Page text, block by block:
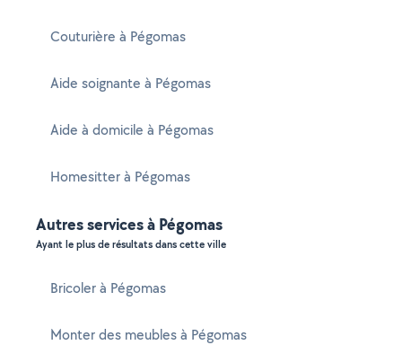
Couturière à Pégomas
Aide soignante à Pégomas
Aide à domicile à Pégomas
Homesitter à Pégomas
Autres services à Pégomas
Ayant le plus de résultats dans cette ville
Bricoler à Pégomas
Monter des meubles à Pégomas